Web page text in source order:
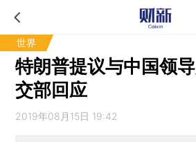
世界
特朗普提议与中国领
交部回应
2019年08月15日 19:42